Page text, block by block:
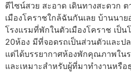
ดีไซน์สวย สะอาด เดินทางสะดวก
เมืองโคราชใกล้ฉันกันเลย บ้านนาย
โรงแรมที่พักในตัวเมืองโคราช เป็
20ห้อง มีที่จอดรถเป็นส่วนตัวและป
แต่ได้บรรยากาศห้องพักคุณภาพใน
และเหมาะสำหรับผู้ที่มาทำงานหรือ